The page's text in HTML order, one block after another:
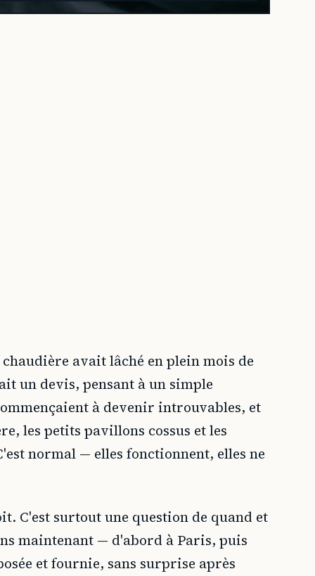
avait lâché en plein mois de
un devis, pensant à un simple
à devenir introuvables, et
les petits pavillons cossus et les
normal — elles fonctionnent, elles ne
C'est surtout une question de quand et
maintenant — d'abord à Paris, puis
et fournie, sans surprise après